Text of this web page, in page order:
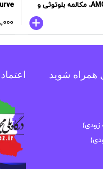
نمایشگر AMOLED، مکالمه بلوتوثی و
همراه شوید